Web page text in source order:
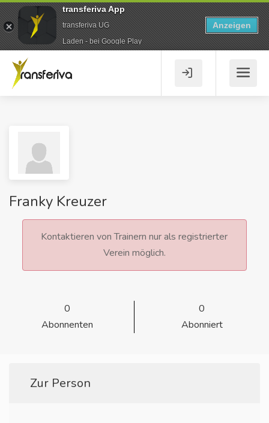
Franky Kreuzer
Kontaktieren von Trainern nur als registrierter
Verein möglich.
0
Abonnenten
0
Abonniert
Zur Person
transferiva App
transferiva UG
Laden - bei Google Play
Anzeigen